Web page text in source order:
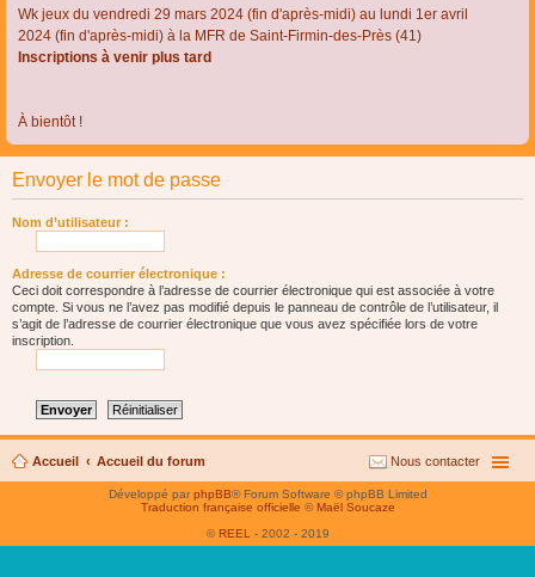
Wk jeux du vendredi 29 mars 2024 (fin d'après-midi) au lundi 1er avril
2024 (fin d'après-midi) à la MFR de Saint-Firmin-des-Près (41)
Inscriptions à venir plus tard
À bientôt !
Envoyer le mot de passe
Nom d’utilisateur :
Adresse de courrier électronique :
Ceci doit correspondre à l’adresse de courrier électronique qui est associée à votre
compte. Si vous ne l’avez pas modifié depuis le panneau de contrôle de l’utilisateur, il
s’agit de l’adresse de courrier électronique que vous avez spécifiée lors de votre
inscription.
Accueil Accueil du forum Nous contacter
Développé parphpBB® Forum Software © phpBB Limited
Traduction française officielle © Maël Soucaze
© REEL - 2002 - 2019